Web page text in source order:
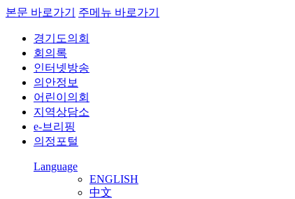
본문 바로가기 주메뉴 바로가기
경기도의회
회의록
인터넷방송
의안정보
어린이의회
지역상담소
e-브리핑
의정포털
Language
ENGLISH
中文